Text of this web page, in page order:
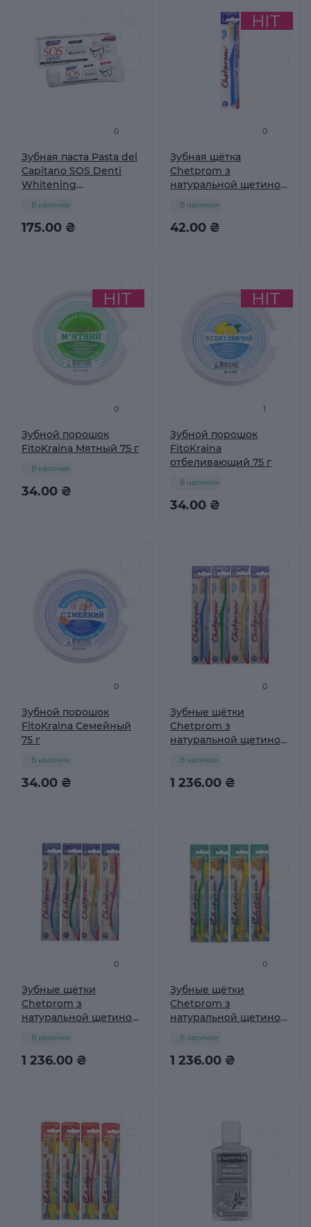
0
Зубная паста Pasta del
Capitano SOS Denti
Whitening
отбеливание 75 мл
175.00 ₴
В наличии
0
Зубная щётка
Chetprom з
натуральной щетиной
42.00 ₴
В наличии
0
Зубной порошок
FitoKraina Мятный 75 г
34.00 ₴
В наличии
1
Зубной порошок
FitoKraina
отбеливающий 75 г
34.00 ₴
В наличии
0
Зубной порошок
FitoKraina Семейный
75 г
34.00 ₴
В наличии
0
Зубные щётки
Chetprom з
натуральной щетиной
1 236.00 ₴
В наличии
0
Зубные щётки
Chetprom з
натуральной щетиной
1 236.00 ₴
В наличии
0
Зубные щётки
Chetprom з
натуральной щетиной
1 236.00 ₴
В наличии